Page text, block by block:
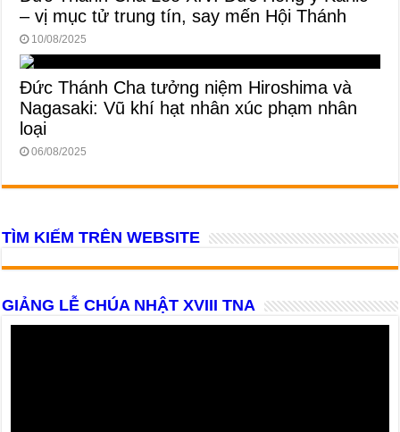
– vị mục tử trung tín, say mến Hội Thánh
10/08/2025
Đức Thánh Cha tưởng niệm Hiroshima và
Nagasaki: Vũ khí hạt nhân xúc phạm nhân
loại
06/08/2025
TÌM KIẾM TRÊN WEBSITE
GIẢNG LỄ CHÚA NHẬT XVIII TNA